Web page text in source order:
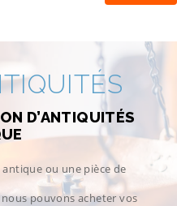
D’ANTIQUITÉS
ou une pièce de
pouvons acheter vos